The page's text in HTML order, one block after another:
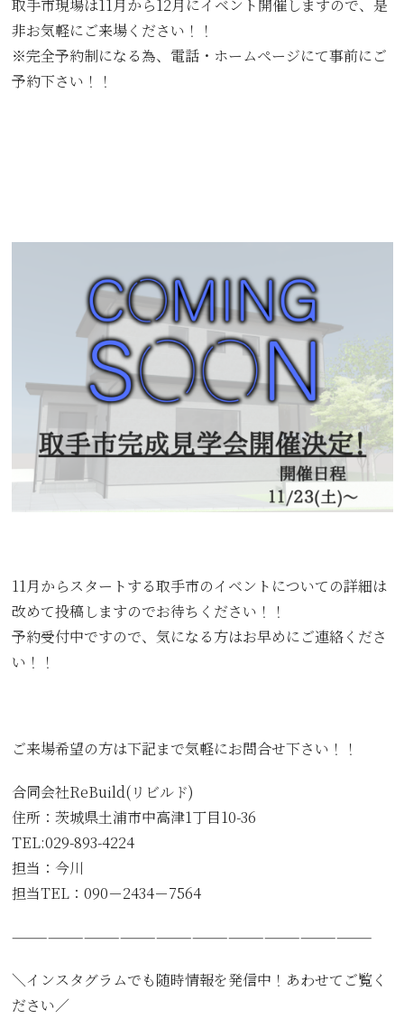
取手市現場は11月から12月にイベント開催しますので、是
非お気軽にご来場ください！！
※完全予約制になる為、電話・ホームページにて事前にご
予約下さい！！
11月からスタートする取手市のイベントについての詳細は
改めて投稿しますのでお待ちください！！
予約受付中ですので、気になる方はお早めにご連絡くださ
い！！
ご来場希望の方は下記まで気軽にお問合せ下さい！！
合同会社ReBuild(リビルド)
住所：茨城県土浦市中高津1丁目10-36
TEL:029-893-4224
担当：今川
担当TEL：090－2434－7564
——————————————————————————————
＼インスタグラムでも随時情報を発信中！あわせてご覧く
ださい／